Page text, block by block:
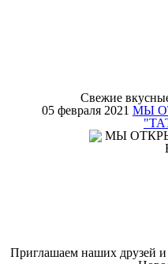
Свежие
05 февраля 2021 МЫ
Приглашаем наших друзей и